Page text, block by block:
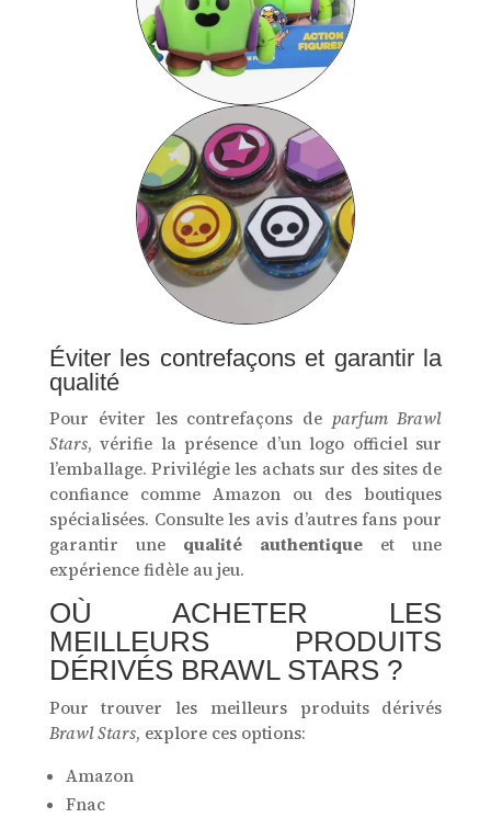
Éviter les contrefaçons et garantir la
qualité
Pour éviter les contrefaçons deparfum Brawl
Stars, vérifie la présence d’un logo officiel sur
l’emballage. Privilégie les achats sur des sites de
confiance comme Amazon ou des boutiques
spécialisées. Consulte les avis d’autres fans pour
garantir une qualité authentiqueet une
expérience fidèle au jeu.
OÙ ACHETER LES
MEILLEURS PRODUITS
DÉRIVÉS BRAWL STARS ?
Pour trouver les meilleurs produits dérivés
Brawl Stars, explore ces options:
Amazon
Fnac